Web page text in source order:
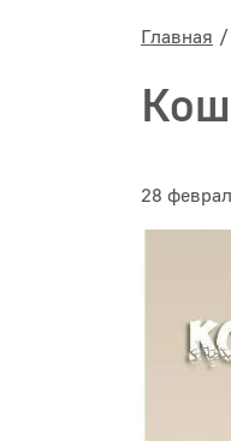
Главная
28